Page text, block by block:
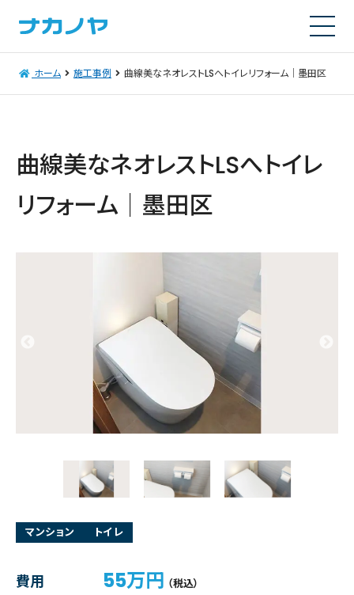
ホーム 施工事例 曲線美なネオレストLSへトイレリフォーム│墨田区
曲線美なネオレストLSへトイレ
リフォーム│墨田区
マンション トイレ
費用 55万円 （税込）